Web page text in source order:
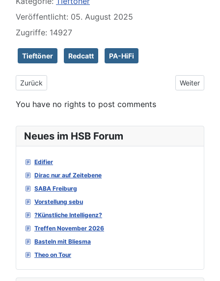
Neues im HSB Forum
Edifier
Dirac nur auf Zeitebene
SABA Freiburg
Vorstellung sebu
?Künstliche Intelligenz?
Treffen November 2026
Basteln mit Bliesma
Theo on Tour
Veröffentlicht: 05. August 2025
Zugriffe: 14927
Tieftöner Redcatt PA-HiFi
Vorheriger Beitrag: Redcatt 101FHWX4-118C (die dritte)
Zurück Nächster
Weiter
You have no rights to post comments